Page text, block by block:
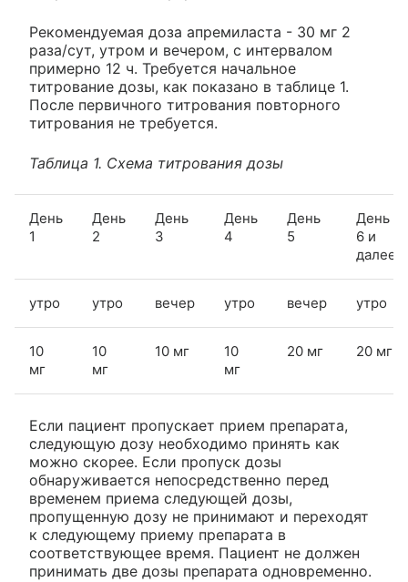
Рекомендуемая доза апремиласта - 30 мг 2
раза/сут, утром и вечером, с интервалом
примерно 12 ч. Требуется начальное
титрование дозы, как показано в таблице 1.
После первичного титрования повторного
титрования не требуется.
Таблица 1. Схема титрования дозы
День
1
День
2
День
3
День
4
День
5
День
6 и
далее
утро утро вечер утро вечер утро
10
мг
10
мг
10 мг
10
мг
20 мг 20 мг
Если пациент пропускает прием препарата,
следующую дозу необходимо принять как
можно скорее. Если пропуск дозы
обнаруживается непосредственно перед
временем приема следующей дозы,
пропущенную дозу не принимают и переходят
к следующему приему препарата в
соответствующее время. Пациент не должен
принимать две дозы препарата одновременно.